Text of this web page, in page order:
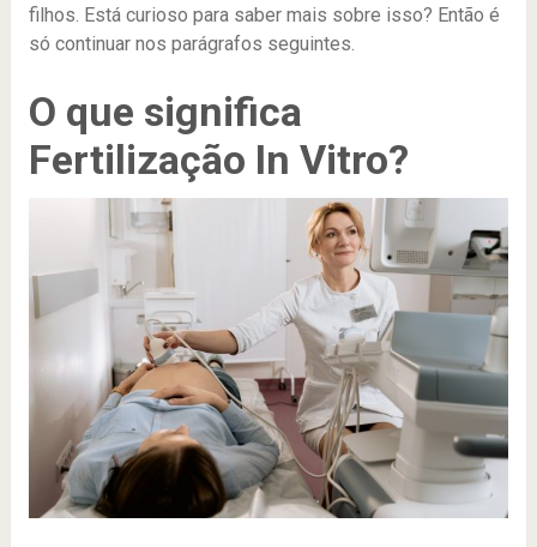
filhos. Está curioso para saber mais sobre isso? Então é
só continuar nos parágrafos seguintes.
O que significa
Fertilização In Vitro?